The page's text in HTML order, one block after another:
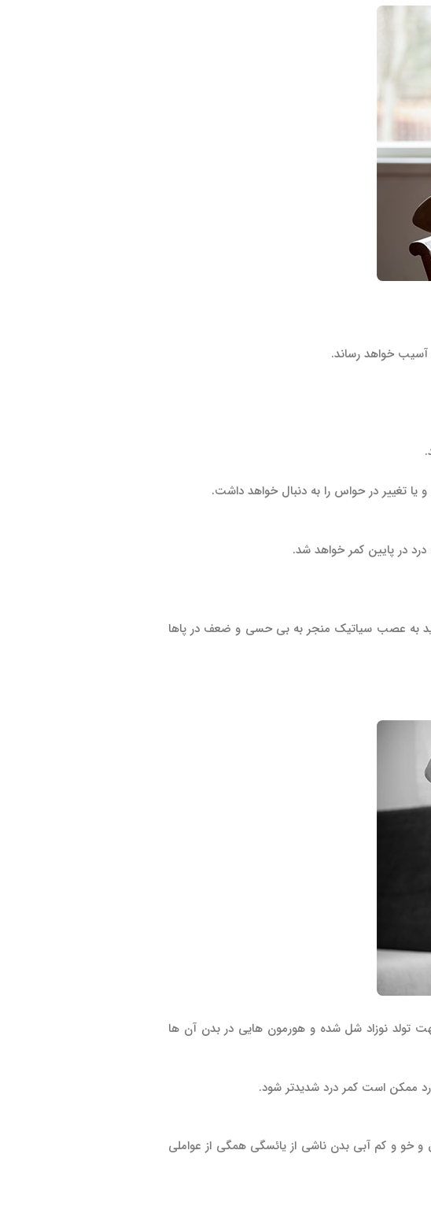
خواهد رساند.
تغییر در حواس را به دنبال خواهد داشت.
در پایین کمر خواهد شد.
به عصب سیاتیک منجر به بی حسی و ضعف در پاها
تولد نوزاد شل شده و هورمون هایی در بدن آن ها
ممکن است کمر درد شدیدتر شود.
و خو و کم آبی بدن ناشی از یائسگی همگی از عواملی